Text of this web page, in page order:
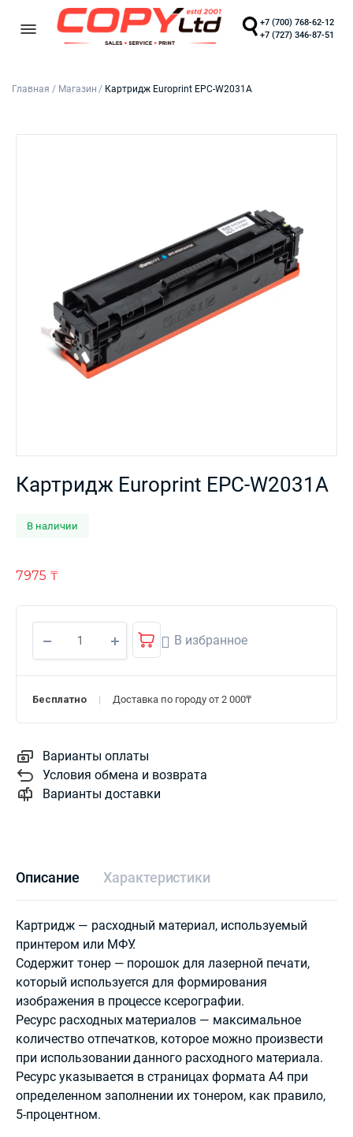
+7 (700) 768-62-12
+7 (727) 346-87-51
Главная / Магазин / Картридж Europrint EPC-W2031A
Картридж Europrint EPC-W2031A
В наличии
7975 ₸
В избранное
Бесплатно Доставка по городу от 2 000₸
Варианты оплаты
Условия обмена и возврата
Варианты доставки
Описание Характеристики
Картридж — расходный материал, используемый
принтером или МФУ.
Содержит тонер — порошок для лазерной печати,
который используется для формирования
изображения в процессе ксерографии.
Ресурс расходных материалов — максимальное
количество отпечатков, которое можно произвести
при использовании данного расходного материала.
Ресурс указывается в страницах формата А4 при
определенном заполнении их тонером, как правило,
5-процентном.